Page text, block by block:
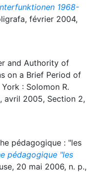
1968-
février 2004,
and Authority of
on a Brief Period of
: Solomon R.
avril 2005, Section 2,
pédagogique : "les
pédagogique "les
20 mai 2006, n. p.,